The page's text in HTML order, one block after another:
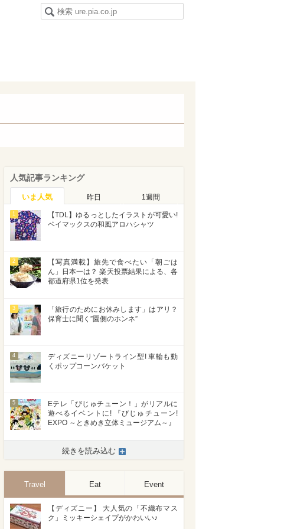
人気記事ランキング
いま人気 昨日 1週間
1
【TDL】ゆるっとしたイラストが可愛い!
ベイマックスの和風アロハシャツ
2
【写真満載】旅先で食べたい「朝ごは
ん」日本一は？ 楽天投票結果による、各
都道府県1位を発表
3
「旅行のためにお休みします」はアリ？
保育士に聞く”園側のホンネ”
4
ディズニーリゾートライン型! 車輪も動
くポップコーンバケット
5
Eテレ「びじゅチューン！」がリアルに
遊べるイベントに! 『びじゅチューン!
EXPO ～ときめき立体ミュージアム～』
続きを読み込む
Travel Eat Event
【ディズニー】 大人気の「不織布マス
ク」ミッキーシェイプがかわいい♪